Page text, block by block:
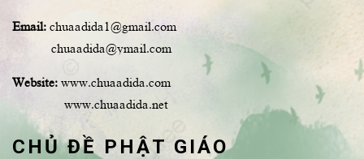
Email: chuaadida1@gmail.com
chuaadida@ymail.com
Website: www.chuaadida.com
www.chuaadida.net
CHỦ ĐỀ PHẬT GIÁO